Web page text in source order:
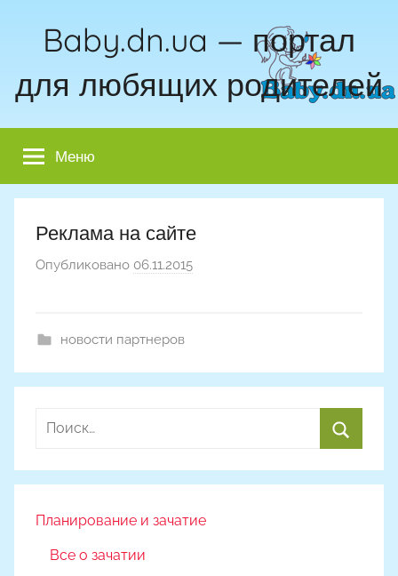
Baby.dn.ua — портал
для любящих родителей
Меню
Реклама на сайте
Опубликовано 06.11.2015
k
i
новости партнеров
Найти:
Планирование и зачатие
Все о зачатии